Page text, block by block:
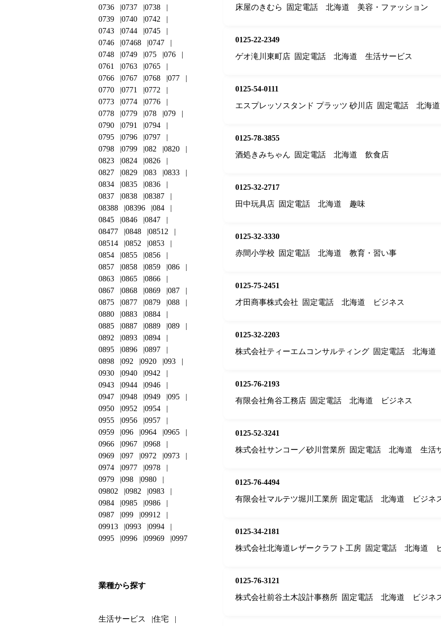
床屋のきむら
固定電話 北海道 美容・ファッション
0125-22-2349
ゲオ滝川東町店 固定電話 北海道 生活サービス
0125-54-0111
エスプレッソスタンド プラッツ 砂川店 固定電話 北海道
0125-78-3855
酒処きみちゃん
固定電話 北海道 飲食店
0125-32-2717
田中玩具店 固定電話 北海道 趣味
0125-32-3330
赤間小学校
固定電話 北海道 教育・習い事
0125-75-2451
才田商事株式会社
固定電話 北海道 ビジネス
0125-32-2203
株式会社ティーエムコンサルティング 固定電話 北海道
0125-76-2193
有限会社角谷工務店 固定電話 北海道 ビジネス
0125-52-3241
株式会社サンコー／砂川営業所 固定電話 北海道 生活
0125-76-4494
有限会社マルテツ堀川工業所 固定電話 北海道 ビジネ
0125-34-2181
株式会社北海道レザークラフト工房 固定電話 北海道
0125-76-3121
株式会社前谷土木設計事務所 固定電話 北海道 ビジネ
0736
0737
0738
0739
0740
0742
0743
0744
0745
0746
07468
0747
0748
0749 075
076
0761
0763
0765
0766
0767 0768
077
0770
0771
0772
0773
0774
0776
0778
0779 078
079
0790
0791
0794
0795
0796
0797
0798
0799 082
0820
0823
0824
0826
0827
0829 083
0833
0834
0835
0836
0837
0838
08387
08388
08396
084
0845
0846
0847
08477
0848
08512
08514
0852
0853
0854
0855
0856
0857
0858 0859
086
0863
0865
0866
0867
0868 0869
087
0875
0877 0879
088
0880
0883
0884
0885
0887 0889
089
0892
0893
0894
0895
0896
0897
0898
092 0920
093
0930
0940
0942
0943
0944
0946
0947
0948 0949
095
0950
0952
0954
0955
0956
0957
0959
096 0964
0965
0966
0967
0968
0969
097 0972
0973
0974
0977
0978
0979
098
0980
09802
0982
0983
0984
0985
0986
0987
099
09912
09913
0993
0994
0995
0996 09969 0997
業種から探す
生活サービス 住宅